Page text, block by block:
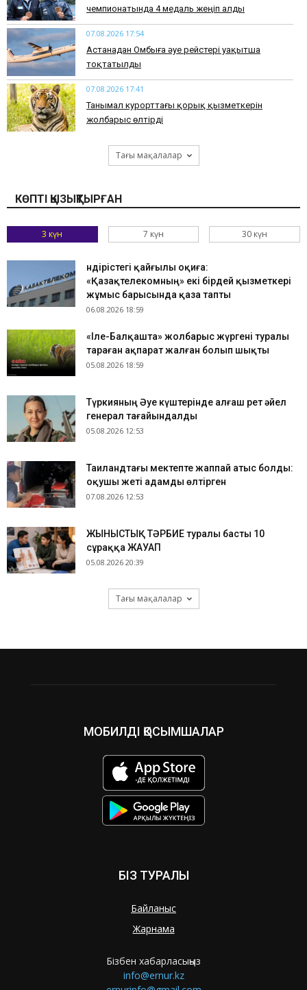
чемпионатында 4 медаль жеңіп алды
07.08.2026 17:54
Астанадан Омбыға әуе рейстері уақытша
тоқтатылды
07.08.2026 17:41
​Танымал курорттағы қорық қызметкерін
жолбарыс өлтірді
Тағы мақалалар
КӨПТІ ҚЫЗЫҚТЫРҒАН
3 күн 7 күн 30 күн
Өндірістегі қайғылы оқиға:
«Қазақтелекомның» екі бірдей қызметкері
жұмыс барысында қаза тапты
06.08.2026 18:59
«Іле-Балқашта» жолбарыс жүргені туралы
тараған ақпарат жалған болып шықты
05.08.2026 18:59
Түркияның Әуе күштерінде алғаш рет әйел
генерал тағайындалды
05.08.2026 12:53
Таиландтағы мектепте жаппай атыс болды:
оқушы жеті адамды өлтірген
07.08.2026 12:53
ЖЫНЫСТЫҚ ТӘРБИЕ туралы басты 10
сұраққа ЖАУАП
05.08.2026 20:39
Тағы мақалалар
МОБИЛДІ ҚОСЫМШАЛАР
БІЗ ТУРАЛЫ
Байланыс
Жарнама
Бізбен хабарласыңыз
info@ernur.kz